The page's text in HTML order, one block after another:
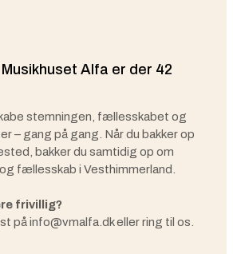
Alfa er der 42
stemningen, fællesskabet og
– gang på gang. Når du bakker op
bakker du samtidig op om
fællesskab i Vesthimmerland.
frivillig?
på info@vmalfa.dk eller ring til os.